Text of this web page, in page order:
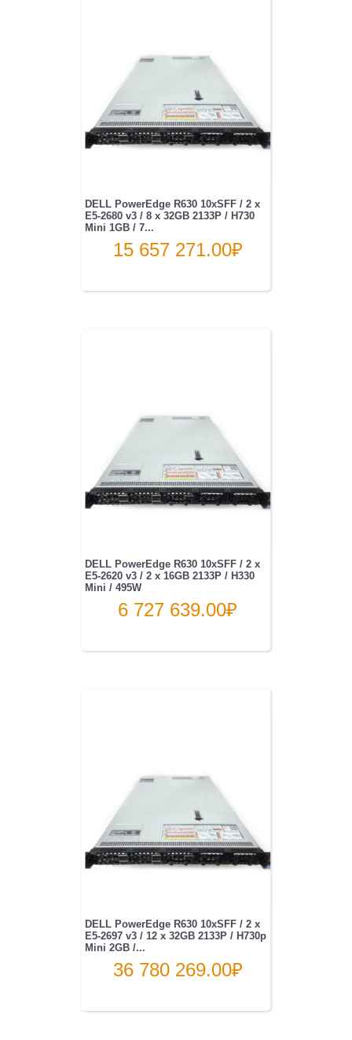
DELL PowerEdge R630 10xSFF / 2 x
E5-2680 v3 / 8 x 32GB 2133P / H730
Mini 1GB / 7...
15 657 271.00₽
DELL PowerEdge R630 10xSFF / 2 x
E5-2620 v3 / 2 x 16GB 2133P / H330
Mini / 495W
6 727 639.00₽
DELL PowerEdge R630 10xSFF / 2 x
E5-2697 v3 / 12 x 32GB 2133P / H730p
Mini 2GB /...
36 780 269.00₽